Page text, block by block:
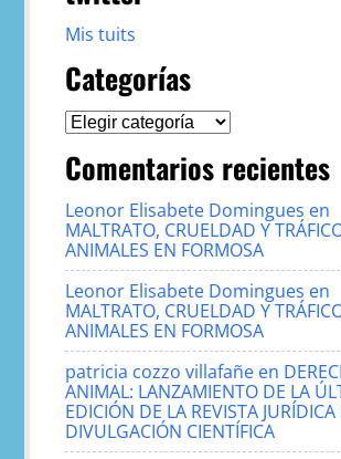
Mis tuits
Categorías
Categorías
Comentarios recientes
Leonor Elisabete Domingues en
MALTRATO, CRUELDAD Y
ANIMALES EN FORMOSA
Leonor Elisabete Domingues en
MALTRATO, CRUELDAD Y
ANIMALES EN FORMOSA
patricia cozzo villafañe en
ANIMAL: LANZAMIENTO DE LA
EDICIÓN DE LA REVISTA JURÍDICA
DIVULGACIÓN CIENTÍFICA